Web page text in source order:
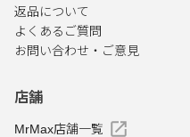
返品について
よくあるご質問
お問い合わせ・ご意見
店舗
MrMax店舗一覧